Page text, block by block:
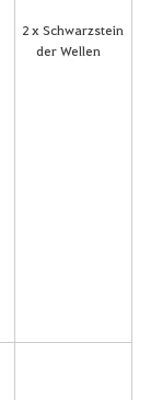
2 x Schwarzstein
der Wellen